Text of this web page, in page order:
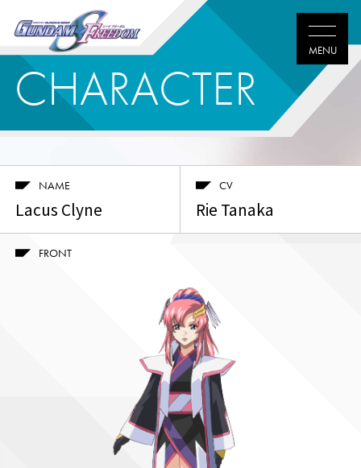
Twitter
share
Facebook
share
CHARACTER
NAME
Lacus Clyne
CV
Rie Tanaka
FRONT